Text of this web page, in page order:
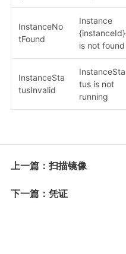
InstanceNo
tFound
Instance
{instanceId}
is not found
InstanceSta
tusInvalid
InstanceSta
tus is not
running
上一篇：扫描镜像
下一篇：凭证